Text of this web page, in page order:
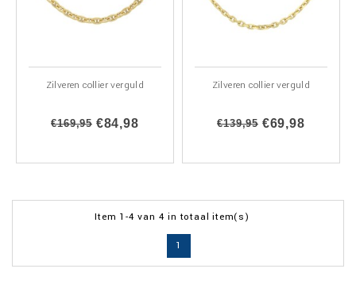
Zilveren collier verguld
€169,95 €84,98
NIET OP VOORRAAD
Zilveren collier verguld
€139,95 €69,98
Item 1-4 van 4 in totaal item(s)
1